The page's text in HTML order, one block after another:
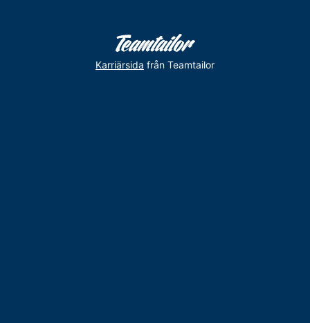
Karriärsida från Teamtailor